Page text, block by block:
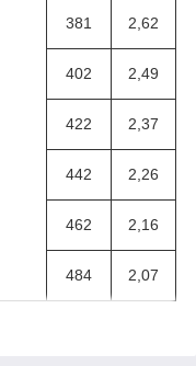
381 2,62
402 2,49
422 2,37
442 2,26
462 2,16
484 2,07